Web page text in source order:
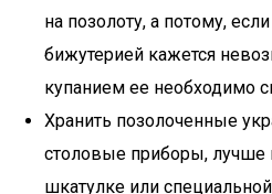
на позолоту, а потому,
бижутерией кажется
купанием ее необходимо
Хранить позолоченные
столовые приборы, лучше
шкатулке или